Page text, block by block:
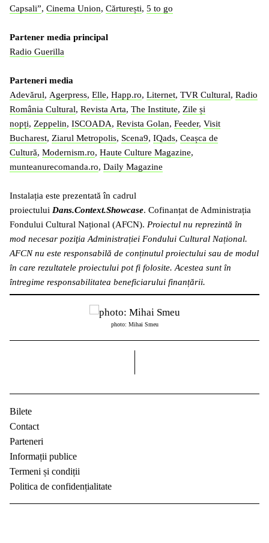
Capsali”, Cinema Union, Cărturești, 5 to go
Partener media principal
Radio Guerilla
Parteneri media
Adevărul, Agerpress, Elle, Happ.ro, Liternet, TVR Cultural, Radio
România Cultural, Revista Arta, The Institute, Zile și
nopți, Zeppelin, ISCOADA, Revista Golan, Feeder, Visit
Bucharest, Ziarul Metropolis, Scena9, IQads, Ceașca de
Cultură, Modernism.ro, Haute Culture Magazine,
munteanurecomanda.ro, Daily Magazine
Instalația este prezentată în cadrul
proiectului Dans.Context.Showcase. Cofinanțat de Administrația
Fondului Cultural Național (AFCN). Proiectul nu reprezintă în
mod necesar poziţia Administrației Fondului Cultural Național.
AFCN nu este responsabilă de conținutul proiectului sau de modul
în care rezultatele proiectului pot fi folosite. Acestea sunt în
întregime responsabilitatea beneficiarului finanțării.
photo: Mihai Smeu
Bilete
Contact
Parteneri
Informații publice
Termeni și condiții
Politica de confidențialitate